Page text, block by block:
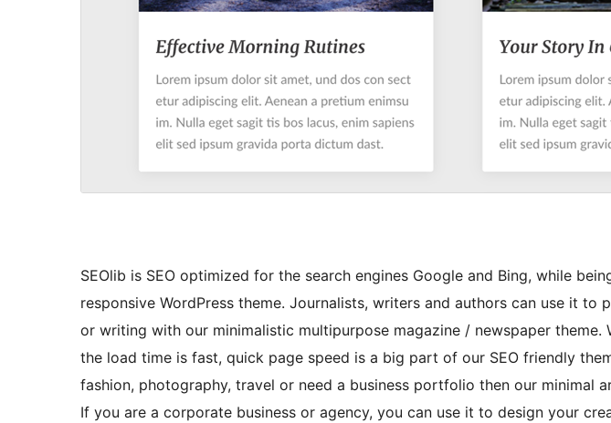
SEOlib is SEO optimized for the search engines Google and Bing, while
responsive WordPress theme. Journalists, writers and authors can use it to
or writing with our minimalistic multipurpose magazine / newspaper theme.
the load time is fast, quick page speed is a big part of our SEO friendly
fashion, photography, travel or need a business portfolio then our minimal
If you are a corporate business or agency, you can use it to design your